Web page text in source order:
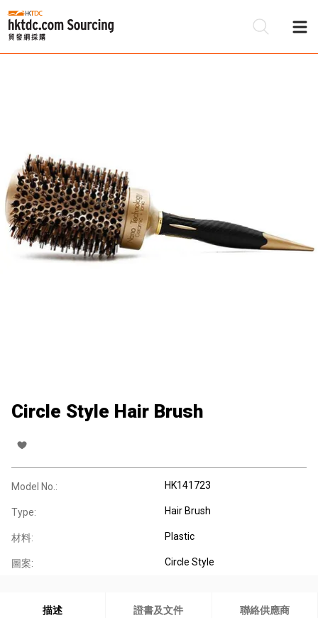
Circle Style Hair Brush
Model No.: HK141723
Type: Hair Brush
材料: Plastic
圖案: Circle Style
描述 證書及文件 聯絡供應商